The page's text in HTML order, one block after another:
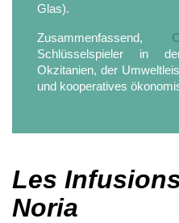
Glas).
Zusammenfassend,
Schlüsselspieler in
Okzitanien, der
und kooperatives
Les
Noria